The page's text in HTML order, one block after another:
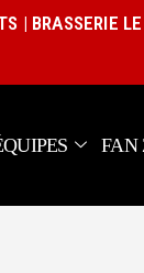
| BRASSERIE
FAN
Zone